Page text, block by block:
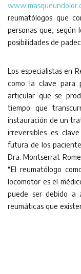
reumatólogos que
personas que, según
posibilidades de
Los especialistas en
como la clave para
articular que se
tiempo que
instauración de un
irreversibles es
futura de los
Dra. Montserrat
“El reumatólogo
locomotor es el
puede ser debido a
reumáticas que